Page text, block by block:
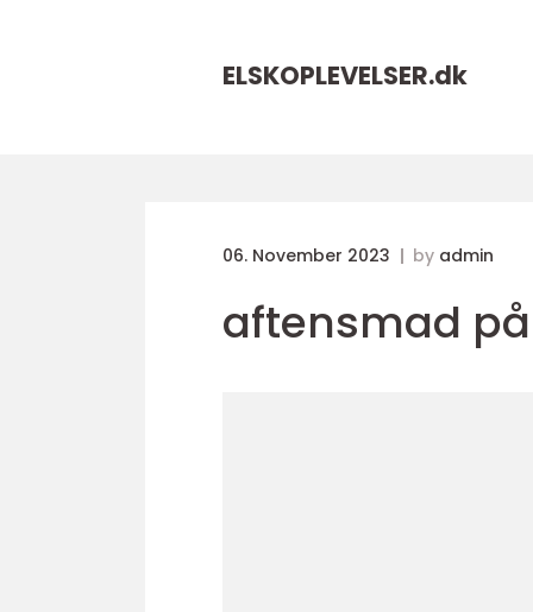
ELSKOPLEVELSER.dk
06. November 2023 by admin
aftensmad